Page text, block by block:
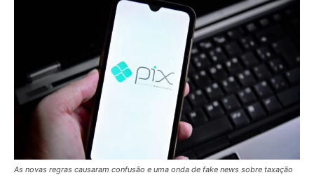
As novas regras causaram confusão e uma onda de fake news sobre taxação